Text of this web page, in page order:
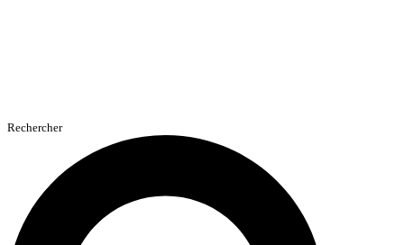
Rechercher